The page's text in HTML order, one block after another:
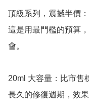
頂級系列，震撼半價
這是用最門檻的預算
會。
20ml 大容量：比市售
長久的修復週期，效果